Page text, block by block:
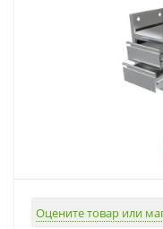
Оцените товар или